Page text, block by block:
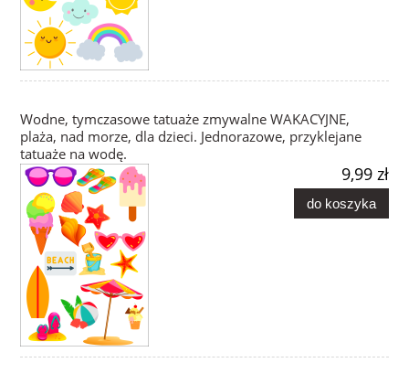
Wodne, tymczasowe tatuaże zmywalne WAKACYJNE,
plaża, nad morze, dla dzieci. Jednorazowe, przyklejane
tatuaże na wodę.
9,99 zł
do koszyka